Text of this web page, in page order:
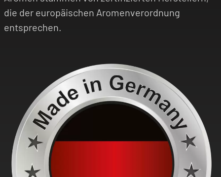
die der europäischen Aromenverordnung
entsprechen.